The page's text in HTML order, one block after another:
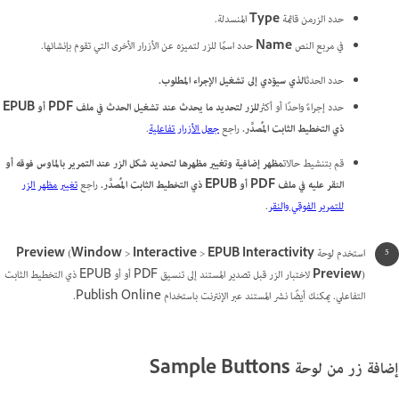
حدد الزرمن قائمةTypeالمنسدلة.
في مربع النصNameحدد اسمًا للزر لتميزه عن الأزرار الأخرى التي تقوم بإنشائها.
حدد الحدثالذي سيؤدي إلى تشغيل الإجراء المطلوب.
حدد إجراءً واحدًا أو أكثر
للزر لتحديد ما يحدث عند تشغيل الحدث في ملف PDF أو EPUB
ذي التخطيط الثابت المُصدَّر.راجعجعل الأزرار تفاعلية.
قم بتنشيط حالاتمظهر إضافية وتغيير مظهرها لتحديد شكل الزر عند التمرير بالماوس فوقه أو
النقر عليه في ملف PDF أو EPUB ذي التخطيط الثابت المُصدَّر.
راجعتغيير مظهر الزر
للتمرير الفوقي والنقر.
استخدم لوحة Preview(Window>Interactive>EPUB Interactivity
Preview
) لاختبار الزر قبل تصدير المستند إلى تنسيق PDF أو أو EPUB ذي التخطيط الثابت
التفاعلي. يمكنك أيضًا نشر المستند عبر الإنترنت باستخدام Publish Online.
إضافة زر من لوحة Sample Buttons